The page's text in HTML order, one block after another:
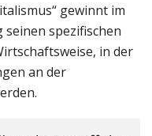
gewinnt im
spezifischen
in der
an der